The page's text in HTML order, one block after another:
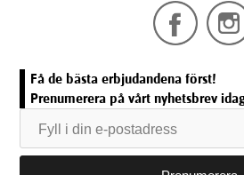
Få de bästa erbjudandena först!
Prenumerera på vårt nyhetsbrev